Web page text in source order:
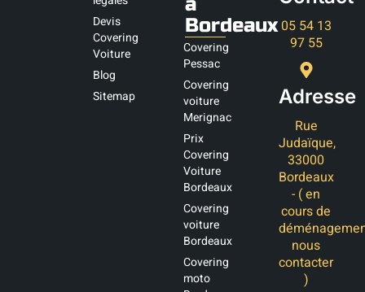
Devis
Covering
Voiture
Blog
Sitemap
Bordeaux
Covering
Pessac
Covering
voiture
Merignac
Prix
Covering
Voiture
Bordeaux
Covering
voiture
Bordeaux
Covering
moto
05 54 13
97 55
Adresse
Rue
Judaïque,
33000
Bordeaux
- ( en
cours de
nous
contacter
)